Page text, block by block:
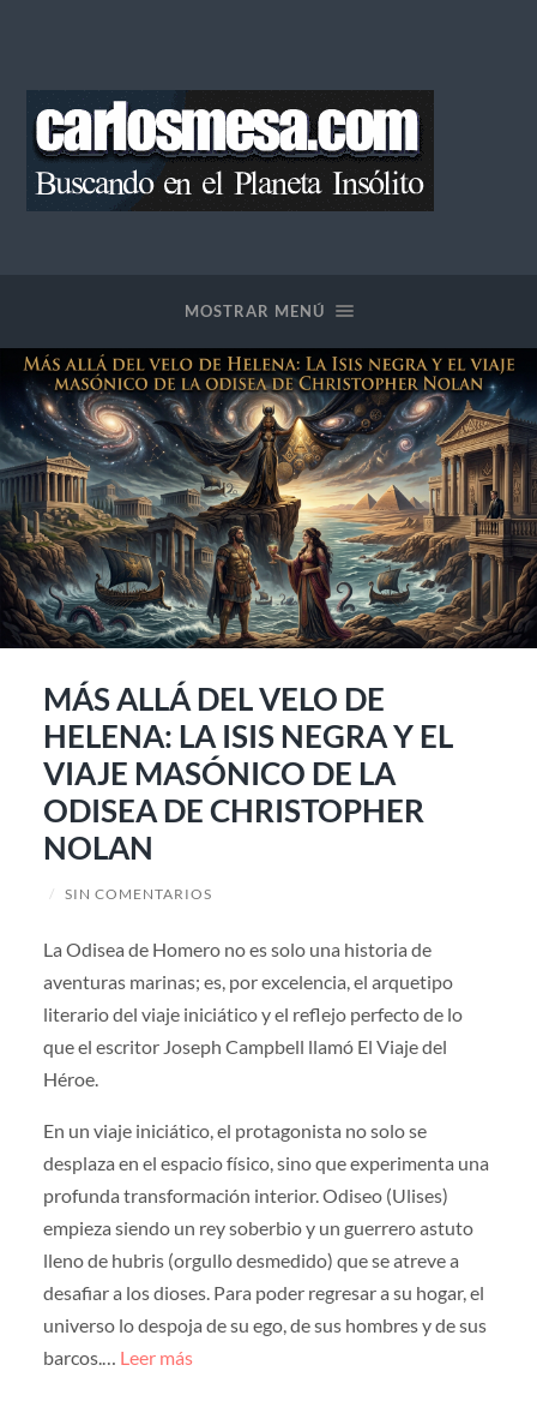
MOSTRAR MENÚ
MÁS ALLÁ DEL VELO DE
HELENA: LA ISIS NEGRA Y EL
VIAJE MASÓNICO DE LA
ODISEA DE CHRISTOPHER
NOLAN
/ SIN COMENTARIOS
La Odisea de Homero no es solo una historia de
aventuras marinas; es, por excelencia, el arquetipo
literario del viaje iniciático y el reflejo perfecto de lo
que el escritor Joseph Campbell llamó El Viaje del
Héroe.
En un viaje iniciático, el protagonista no solo se
desplaza en el espacio físico, sino que experimenta una
profunda transformación interior. Odiseo (Ulises)
empieza siendo un rey soberbio y un guerrero astuto
lleno de hubris (orgullo desmedido) que se atreve a
desafiar a los dioses. Para poder regresar a su hogar, el
universo lo despoja de su ego, de sus hombres y de sus
barcos.… Leer más